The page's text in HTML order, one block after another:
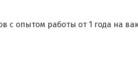
с опытом работы от 1 года на